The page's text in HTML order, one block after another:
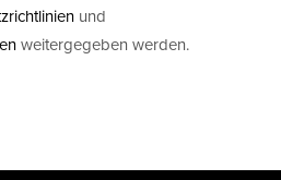
und
weitergegeben werden.